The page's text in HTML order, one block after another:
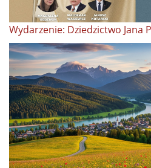
Wydarzenie: Dziedzictwo Jana